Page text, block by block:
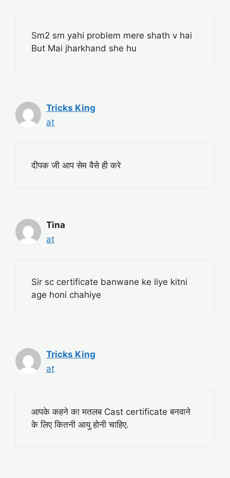
Sm2 sm yahi problem mere shath v hai
But Mai jharkhand she hu
Tricks King
at
दीपक जी आप सेम वैसे ही करे
Tina
at
Sir sc certificate banwane ke liye kitni
age honi chahiye
Tricks King
at
आपके कहने का मतलब Cast certificate बनवाने
के लिए कितनी आयु होनी चाहिए.